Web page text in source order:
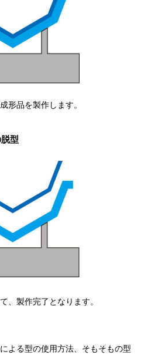
形品を製作します。
型
、製作完了となります。
よる型の使用方法、そもそもの型